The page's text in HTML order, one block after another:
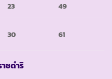
23 49
30 61
ชดำริ